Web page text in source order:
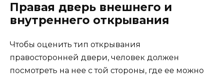
Правая дверь внешнего и
внутреннего открывания
Чтобы оценить тип открывания
правосторонней двери, человек должен
посмотреть на нее с той стороны, где ее можно